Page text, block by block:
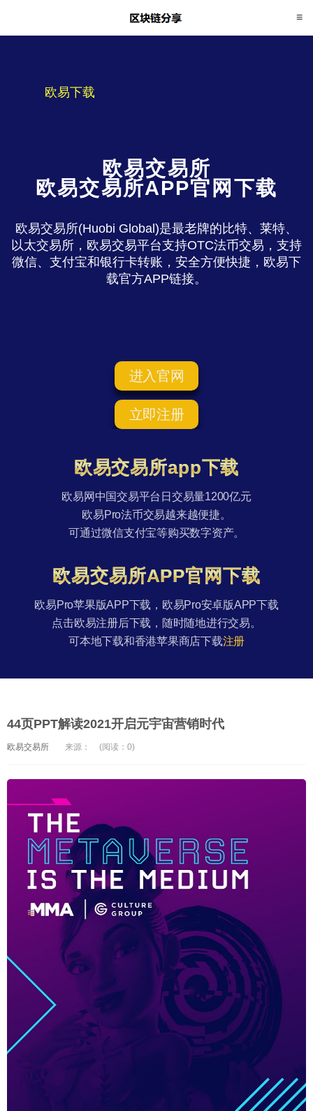
欧易下载
欧易交易所
欧易交易所APP官网下载
欧易交易所(Huobi Global)是最老牌的比特、莱特、
以太交易所，欧易交易平台支持OTC法币交易，支持
微信、支付宝和银行卡转账，安全方便快捷，欧易下
载官方APP链接。
进入官网
立即注册
欧易交易所app下载
欧易网中国交易平台日交易量1200亿元
欧易Pro法币交易越来越便捷。
可通过微信支付宝等购买数字资产。
欧易交易所APP官网下载
欧易Pro苹果版APP下载，欧易Pro安卓版APP下载
点击欧易注册后下载，随时随地进行交易。
可本地下载和香港苹果商店下载注册
44页PPT解读2021开启元宇宙营销时代
欧易交易所 来源： (阅读：0)